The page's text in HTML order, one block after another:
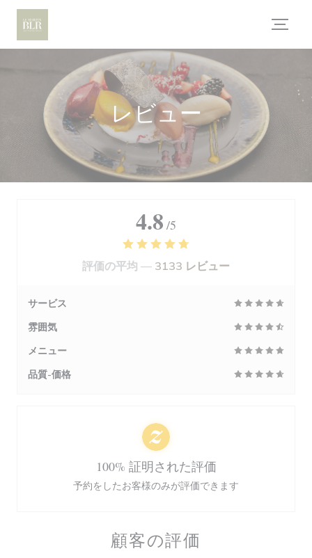
クッキー利用の管理について
レビュー
顧客の評価
4.8 /5
評価の平均 — 3133 レビュー
サービス
雰囲気
メニュー
品質-価格
100% 証明された評価
予約をしたお客様のみが評価できます